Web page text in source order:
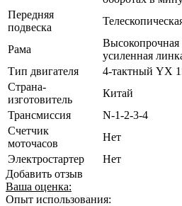
Передняя
подвеска
Рама
Высокопрочная
усиленная
Тип двигателя
4-тактный YX
Страна-
изготовитель
Китай
Трансмиссия
N-1-2-3-4
Счетчик
моточасов
Нет
Электростартер
Нет
Добавить отзыв
Ваша оценка:
Опыт использования: